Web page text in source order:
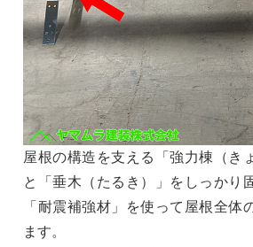
屋根の構造を支える「強力棟（き
と「垂木（たるき）」をしっかり
「耐震補強材」を使って屋根全体
ます。